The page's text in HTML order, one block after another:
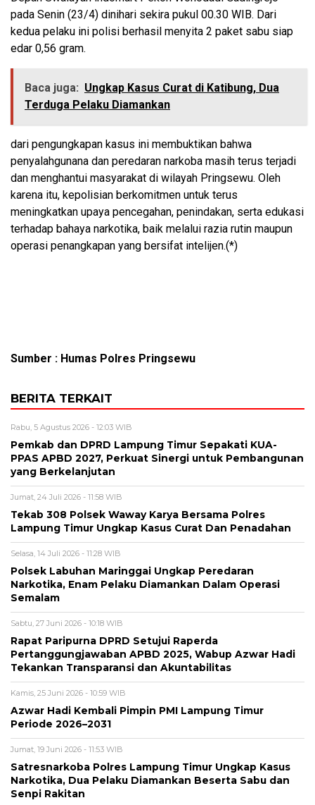
pada Senin (23/4) dinihari sekira pukul 00.30 WIB. Dari
kedua pelaku ini polisi berhasil menyita 2 paket sabu siap
edar 0,56 gram.
Baca juga: Ungkap Kasus Curat di Katibung, Dua
Terduga Pelaku Diamankan
dari pengungkapan kasus ini membuktikan bahwa
penyalahgunana dan peredaran narkoba masih terus terjadi
dan menghantui masyarakat di wilayah Pringsewu. Oleh
karena itu, kepolisian berkomitmen untuk terus
meningkatkan upaya pencegahan, penindakan, serta edukasi
terhadap bahaya narkotika, baik melalui razia rutin maupun
operasi penangkapan yang bersifat intelijen.(*)
Sumber : Humas Polres Pringsewu
BERITA TERKAIT
Rabu, 5 Agustus 2026 - 12:03 WIB
Pemkab dan DPRD Lampung Timur Sepakati KUA-
PPAS APBD 2027, Perkuat Sinergi untuk Pembangunan
yang Berkelanjutan
Jumat, 24 Juli 2026 - 11:58 WIB
Tekab 308 Polsek Waway Karya Bersama Polres
Lampung Timur Ungkap Kasus Curat Dan Penadahan
Selasa, 14 Juli 2026 - 11:28 WIB
Polsek Labuhan Maringgai Ungkap Peredaran
Narkotika, Enam Pelaku Diamankan Dalam Operasi
Semalam
Sabtu, 27 Juni 2026 - 10:18 WIB
Rapat Paripurna DPRD Setujui Raperda
Pertanggungjawaban APBD 2025, Wabup Azwar Hadi
Tekankan Transparansi dan Akuntabilitas
Kamis, 25 Juni 2026 - 10:59 WIB
Azwar Hadi Kembali Pimpin PMI Lampung Timur
Periode 2026–2031
Jumat, 19 Juni 2026 - 11:53 WIB
Satresnarkoba Polres Lampung Timur Ungkap Kasus
Narkotika, Dua Pelaku Diamankan Beserta Sabu dan
Senpi Rakitan